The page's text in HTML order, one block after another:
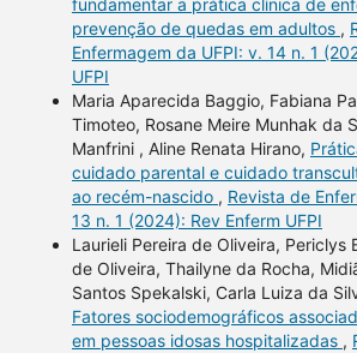
fundamentar a prática clínica de
prevenção de quedas em adultos ,
Enfermagem da UFPI: v. 14 n. 1
UFPI
Maria Aparecida Baggio, Fabiana
Timoteo, Rosane Meire Munhak da
Manfrini , Aline Renata Hirano,
cuidado parental e cuidado
ao recém-nascido , Revista de
13 n. 1 (2024): Rev Enferm UFPI
Laurieli Pereira de Oliveira, Periclys
de Oliveira, Thailyne da Rocha,
Santos Spekalski, Carla Luiza da
Fatores sociodemográficos
em pessoas idosas hospitalizadas ,